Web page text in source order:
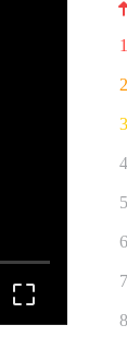
1
2
3
4
5
6
7
8